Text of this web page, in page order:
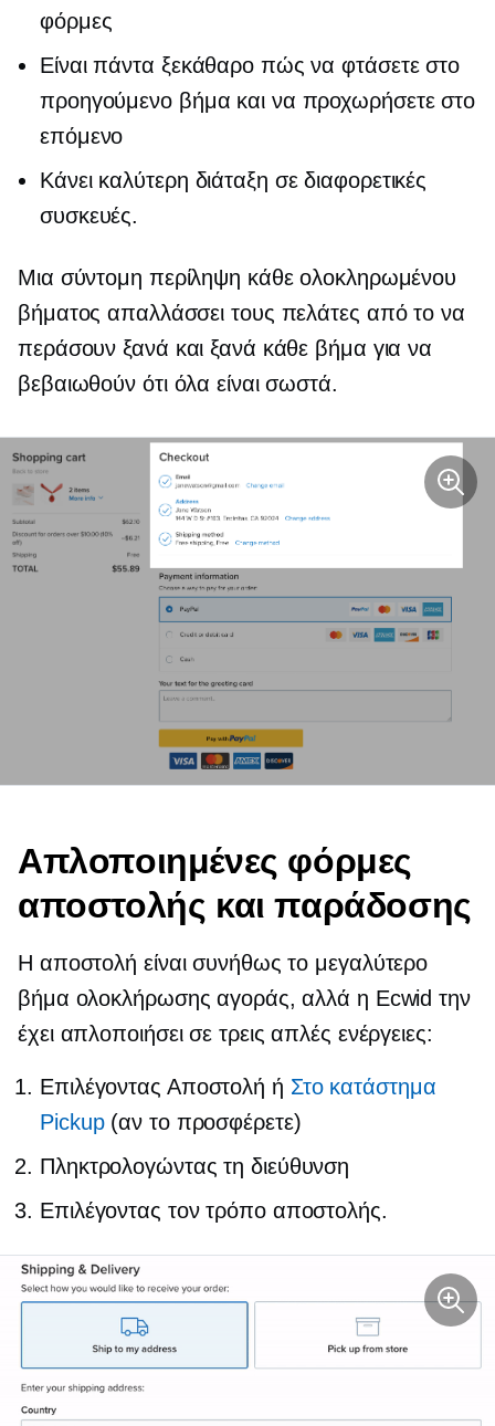
φόρμες
Είναι πάντα ξεκάθαρο πώς να φτάσετε στο
προηγούμενο βήμα και να προχωρήσετε στο
επόμενο
Κάνει καλύτερη διάταξη σε διαφορετικές
συσκευές.
Μια σύντομη περίληψη κάθε ολοκληρωμένου
βήματος απαλλάσσει τους πελάτες από το να
περάσουν ξανά και ξανά κάθε βήμα για να
βεβαιωθούν ότι όλα είναι σωστά.
Απλοποιημένες φόρμες
αποστολής και παράδοσης
Η αποστολή είναι συνήθως το μεγαλύτερο
βήμα ολοκλήρωσης αγοράς, αλλά η Ecwid την
έχει απλοποιήσει σε τρεις απλές ενέργειες:
Επιλέγοντας Αποστολή ή Στο κατάστημα
Pickup(αν το προσφέρετε)
Πληκτρολογώντας τη διεύθυνση
Επιλέγοντας τον τρόπο αποστολής.